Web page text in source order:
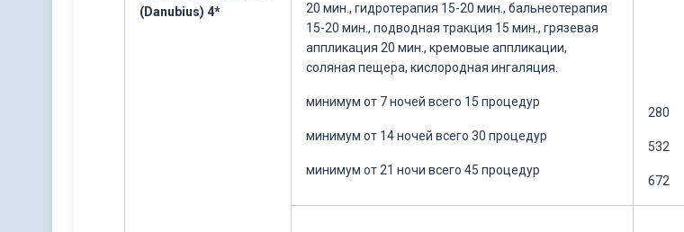
(Danubius) 4*
20 мин., гидротерапия 15-20 мин., бальнеотерапия
15-20 мин., подводная тракция 15 мин., грязевая
аппликация 20 мин., кремовые аппликации,
соляная пещера, кислородная ингаляция.
минимум от 7 ночей всего 15 процедур
минимум от 14 ночей всего 30 процедур
минимум от 21 ночи всего 45 процедур
280
532
672